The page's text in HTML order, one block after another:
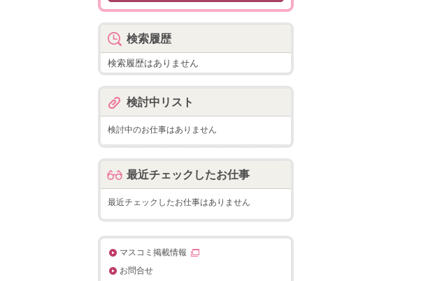
検索履歴
検索履歴はありません
検討中リスト
検討中のお仕事はありません
最近チェックしたお仕事
最近チェックしたお仕事はありません
マスコミ掲載情報
お問合せ